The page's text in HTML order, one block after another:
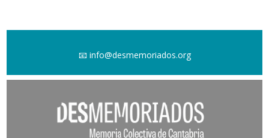
📧 info@desmemoriados.org